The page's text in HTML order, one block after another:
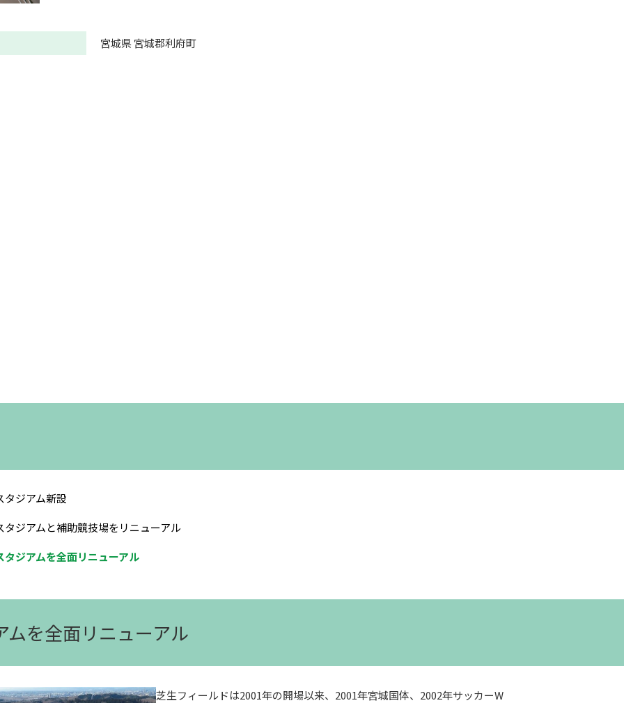
宮城県 宮城郡利府町
タジアム新設
タジアムと補助競技場をリニューアル
タジアムを全面リニューアル
を全面リニューアル
芝生フィールドは2001年の開場以来、2001年宮城国体、2002年サッカーW